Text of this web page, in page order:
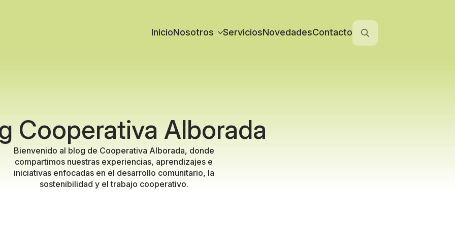
InicioNosotros ServiciosNovedadesContacto
Cooperativa Alborada
Bienvenido al blog de Cooperativa Alborada, donde
compartimos nuestras experiencias, aprendizajes e
iniciativas enfocadas en el desarrollo comunitario, la
sostenibilidad y el trabajo cooperativo.